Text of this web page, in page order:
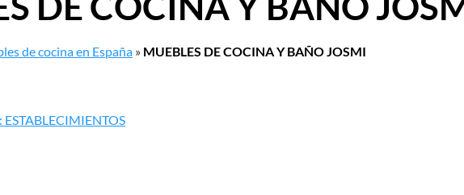
de cocina en España » MUEBLES DE COCINA Y BAÑO JOSMI